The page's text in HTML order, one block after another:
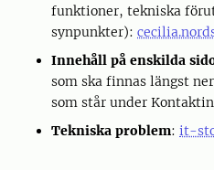
funktioner, tekniska
synpunkter):
Innehåll på enskilda
som ska finnas längst
som står under
Tekniska problem: it-